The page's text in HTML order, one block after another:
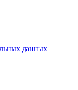
данных